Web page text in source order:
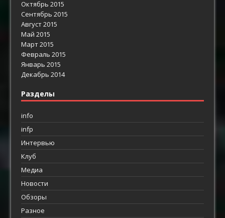
Октябрь 2015
Сентябрь 2015
Август 2015
Май 2015
Март 2015
Февраль 2015
Январь 2015
Декабрь 2014
Разделы
info
infp
Интервью
Клуб
Медиа
Новости
Обзоры
Разное